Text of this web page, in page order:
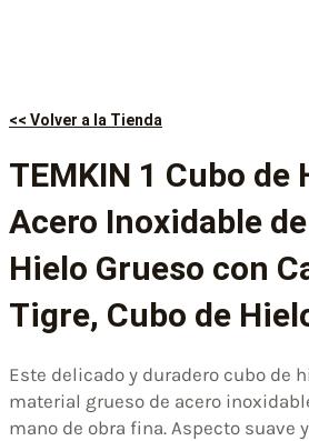
<< Volver a la Tienda
TEMKIN 1 Cubo de
Acero Inoxidable
Hielo Grueso con
Tigre, Cubo de
Este delicado y duradero cubo de
material grueso de acero
mano de obra fina. Aspecto suave